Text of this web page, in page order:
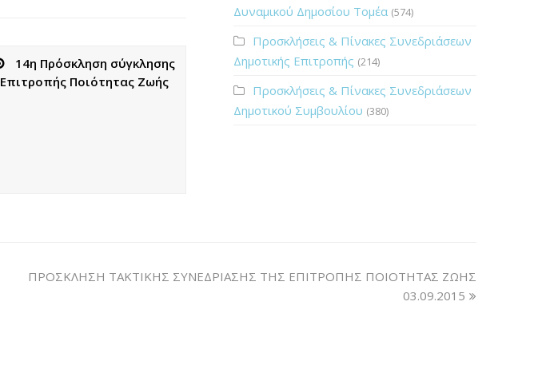
14η Πρόσκληση σύγκλησης
Επιτροπής Ποιότητας Ζωής
Δυναμικού Δημοσίου Τομέα (574)
Προσκλήσεις & Πίνακες Συνεδριάσεων
Δημοτικής Επιτροπής (214)
Προσκλήσεις & Πίνακες Συνεδριάσεων
Δημοτικού Συμβουλίου (380)
ΠΡΟΣΚΛΗΣΗ ΤΑΚΤΙΚΗΣ ΣΥΝΕΔΡΙΑΣΗΣ ΤΗΣ ΕΠΙΤΡΟΠΗΣ ΠΟΙΟΤΗΤΑΣ ΖΩΗΣ
03.09.2015